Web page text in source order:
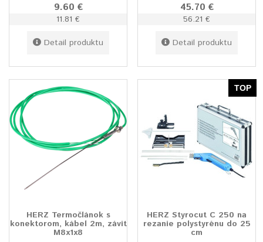
9.60 €
11.81 €
Detail produktu
45.70 €
56.21 €
Detail produktu
HERZ Termočlánok s
konektorom, kábel 2m, závit
M8x1x8
TOP
HERZ Styrocut C 250 na
rezanie polystyrénu do 25
cm